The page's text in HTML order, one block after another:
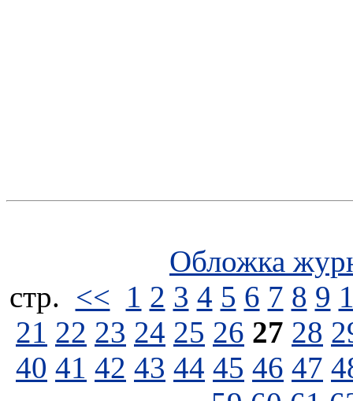
Обложка
стp. << 1 2 3 4 5 6 7 8 9
21 22 23 24 25 26 27 28
40 41 42 43 44 45 46 47